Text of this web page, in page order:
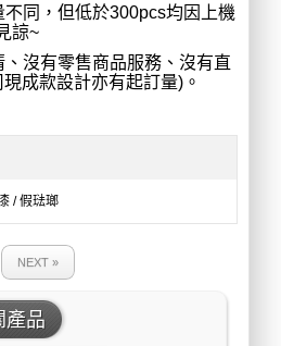
同，但低於300pcs均因上機
諒~
沒有零售商品服務、沒有直
成款設計亦有起訂量)。
/ 假琺瑯
NEXT »
產品